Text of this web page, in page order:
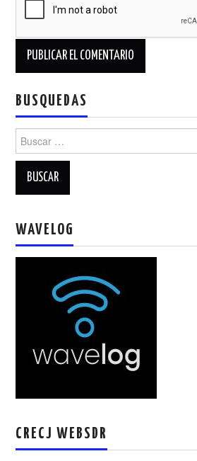
BUSQUEDAS
WAVELOG
CRECJ WEBSDR